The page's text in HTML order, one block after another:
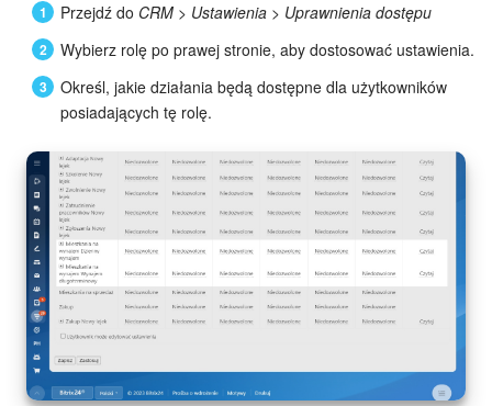
Przejdź do CRM > Ustawienia > Uprawnienia dostępu
Wybierz rolę po prawej stronie, aby dostosować ustawienia.
Określ, jakie działania będą dostępne dla użytkowników
posiadających tę rolę.